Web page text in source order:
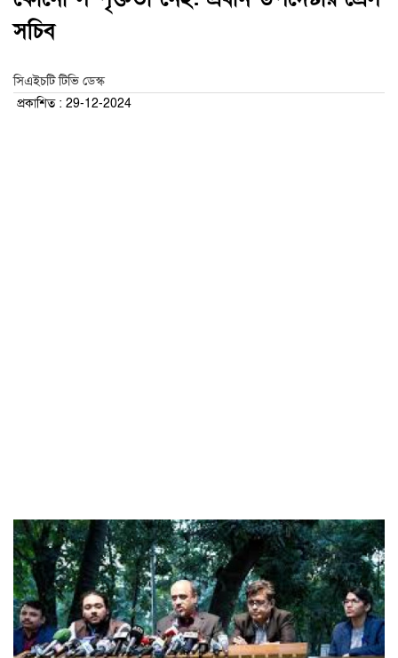
সচিব
সিএইচটি টিভি ডেস্ক
প্রকাশিত : 29-12-2024